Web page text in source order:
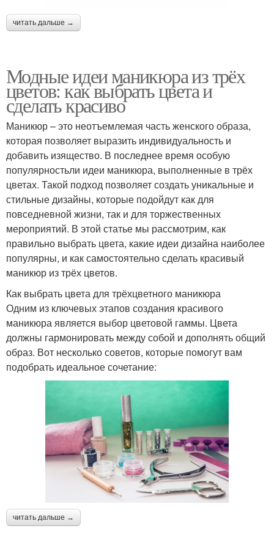
читать дальше →
Модные идеи маникюра из трёх
цветов: как выбрать цвета и
сделать красиво
Маникюр – это неотъемлемая часть женского образа,
которая позволяет выразить индивидуальность и
добавить изящество. В последнее время особую
популярностьли идеи маникюра, выполненные в трёх
цветах. Такой подход позволяет создать уникальные и
стильные дизайны, которые подойдут как для
повседневной жизни, так и для торжественных
мероприятий. В этой статье мы рассмотрим, как
правильно выбрать цвета, какие идеи дизайна наиболее
популярны, и как самостоятельно сделать красивый
маникюр из трёх цветов.
Как выбрать цвета для трёхцветного маникюра
Одним из ключевых этапов создания красивого
маникюра является выбор цветовой гаммы. Цвета
должны гармонировать между собой и дополнять общий
образ. Вот несколько советов, которые помогут вам
подобрать идеальное сочетание:
читать дальше →